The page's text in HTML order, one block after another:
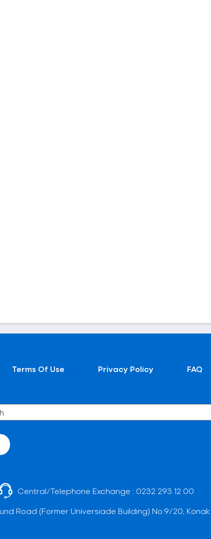
Terms Of Use Privacy Policy FAQ
Central/Telephone Exchange : 0232 293 12 00
Road (Former Universiade Building) No:9/20, Konak